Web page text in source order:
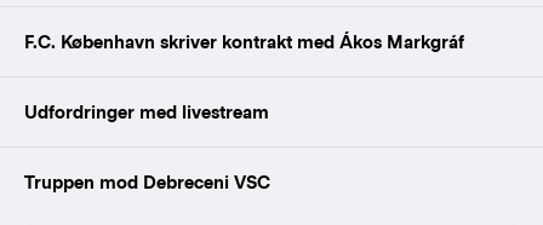
F.C. København skriver kontrakt med Ákos Markgráf
Udfordringer med livestream
Truppen mod Debreceni VSC